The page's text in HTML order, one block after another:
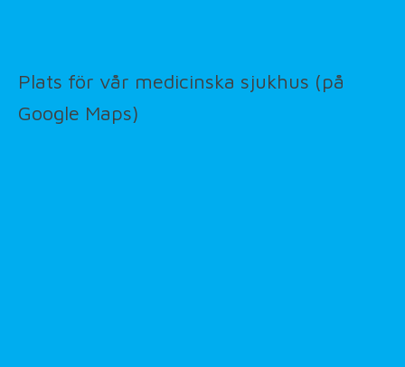
Plats för vår medicinska sjukhus (på
Google Maps)